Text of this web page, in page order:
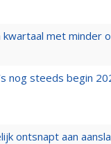
kwartaal met minder
nog steeds begin
ontsnapt aan